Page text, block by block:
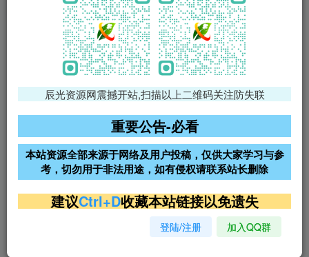
VIP特权介绍
影视源码
免费领支付宝红包
腾讯轻量4核4G3M服务器38元/
阿里云2核2G200M服务器68元/
年
雨云高防免备案服务器
超低价文字广告位招租 超低价文字广告位招租
超低价文字广告位招租
辰光资源网震撼开站,扫描以上二维码关注防失联
重要公告-必看
本站资源全部来源于网络及用户投稿，仅供大家学习与参
考，切勿用于非法用途，如有侵权请联系站长删除
建议Ctrl+D收藏本站链接以免遗失
登陆/注册 加入QQ群